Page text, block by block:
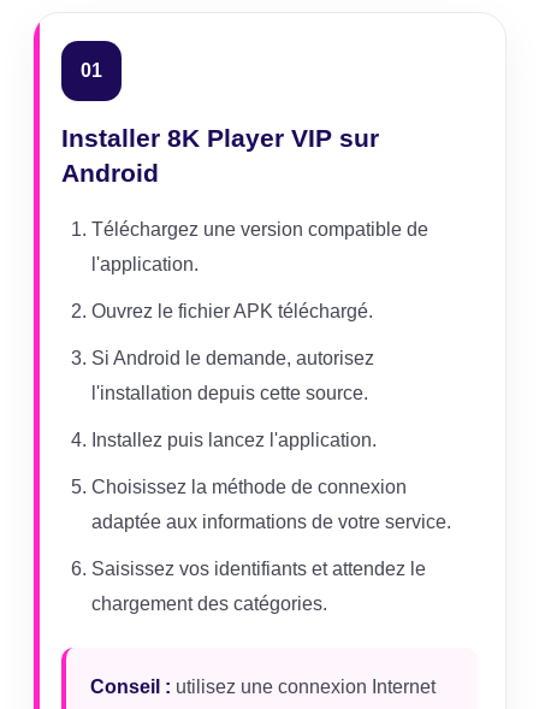
01
Installer 8K Player VIP sur
Android
Téléchargez une version compatible de
l'application.
Ouvrez le fichier APK téléchargé.
Si Android le demande, autorisez
l'installation depuis cette source.
Installez puis lancez l'application.
Choisissez la méthode de connexion
adaptée aux informations de votre service.
Saisissez vos identifiants et attendez le
chargement des catégories.
Conseil : utilisez une connexion Internet